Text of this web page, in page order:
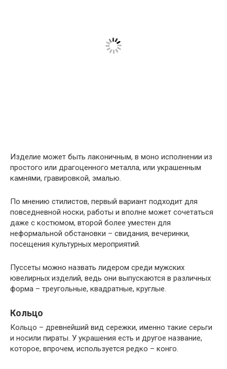
Изделие может быть лаконичным, в моно исполнении из
простого или драгоценного металла, или украшенным
камнями, гравировкой, эмалью.
По мнению стилистов, первый вариант подходит для
повседневной носки, работы и вполне может сочетаться
даже с костюмом, второй более уместен для
неформальной обстановки – свидания, вечеринки,
посещения культурных мероприятий.
Пуссеты можно назвать лидером среди мужских
ювелирных изделий, ведь они выпускаются в различных
форма – треугольные, квадратные, круглые.
Кольцо
Кольцо – древнейший вид сережки, именно такие серьги
и носили пираты. У украшения есть и другое название,
которое, впрочем, используется редко – конго.